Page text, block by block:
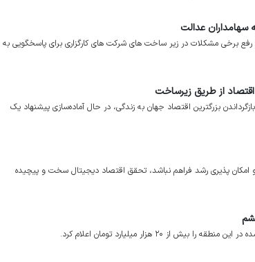
سهامداران عدالت
رفع برخی مشکلات در زیر ساخت های شرکت های کارگزاری برای پاسخگویی به
از طریق زیرساخت
بزرگترین اقتصاد جهان به زندگی، در حال آماده‌سازی پیشنهاد یک
و امکان پذیری رشد فراهم نباشد، تحقق اقتصاد دیجیتال سخت و پیچیده
۲۰ هزار میلیارد تومان اعلام کرد.